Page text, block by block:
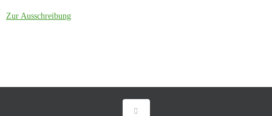
Zur Ausschreibung